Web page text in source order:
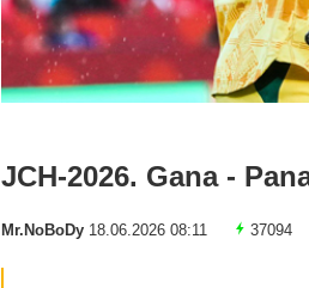
JCH-2026. Gana -
Mr.NoBoDy 18.06.2026 08:11 37094